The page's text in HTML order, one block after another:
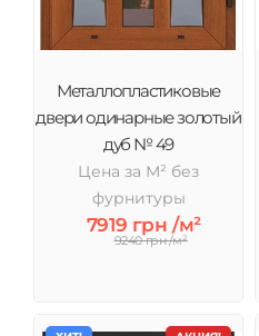
Металлопластиковые
двери одинарные золотый
дуб № 49
Цена за М² без
фурнитуры
7919 грн /м²
9240 грн /м²